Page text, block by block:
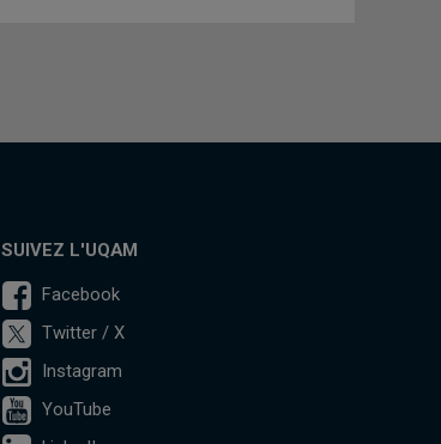
SUIVEZ L'UQAM
Facebook
Twitter / X
Instagram
YouTube